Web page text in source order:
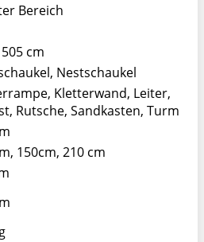
Bereich
cm
Nestschaukel
Kletterwand, Leiter,
Rutsche, Sandkasten, Turm
150cm, 210 cm